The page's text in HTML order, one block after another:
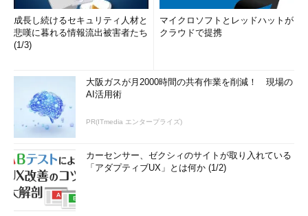
成長し続けるセキュリティ人材と
悲嘆に暮れる情報流出被害者たち
(1/3)
マイクロソフトとレッドハットが
クラウドで提携
大阪ガスが月2000時間の共有作業を削減！ 現場の
AI活用術
PR(ITmedia エンタープライズ)
カーセンサー、ゼクシィのサイトが取り入れている
「アダプティブUX」とは何か (1/2)